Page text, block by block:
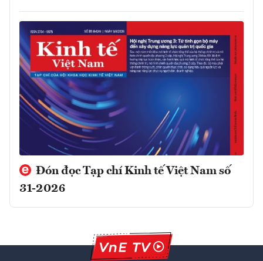
Đón đọc Tạp chí Kinh tế Việt Nam số
31-2026